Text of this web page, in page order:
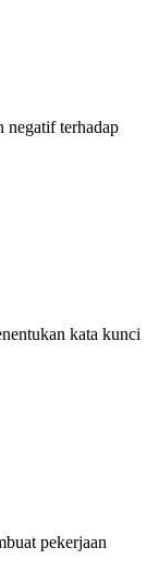
negatif terhadap
kata kunci
pekerjaan